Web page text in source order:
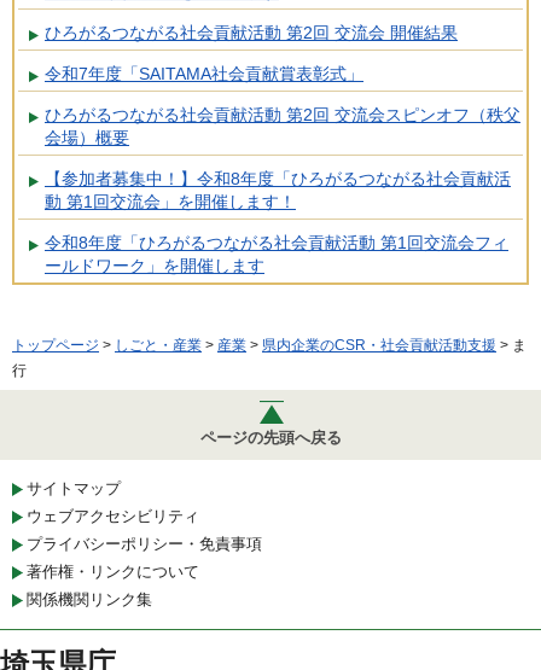
ひろがるつながる社会貢献活動 第2回 交流会 開催結果
令和7年度「SAITAMA社会貢献賞表彰式」
ひろがるつながる社会貢献活動 第2回 交流会スピンオフ（秩父
会場）概要
【参加者募集中！】令和8年度「ひろがるつながる社会貢献活
動 第1回交流会」を開催します！
令和8年度「ひろがるつながる社会貢献活動 第1回交流会フィ
ールドワーク」を開催します
トップページ > しごと・産業 > 産業 > 県内企業のCSR・社会貢献活動支援 > ま
行
ページの先頭へ戻る
サイトマップ
ウェブアクセシビリティ
プライバシーポリシー・免責事項
著作権・リンクについて
関係機関リンク集
埼玉県庁